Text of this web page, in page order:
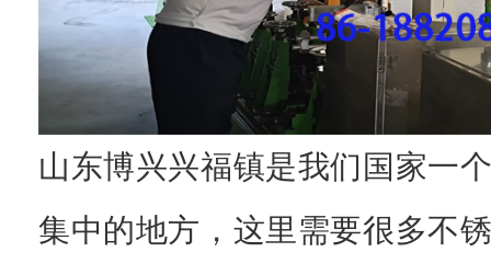
山东博兴兴福镇是我们国家一
集中的地方，这里需要很多不